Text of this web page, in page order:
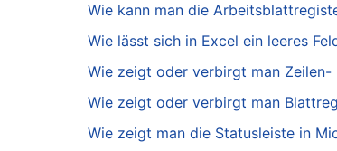
Wie kann man die
Wie lässt sich in Excel ein leeres
Wie zeigt oder verbirgt man
Wie zeigt oder verbirgt man
Wie zeigt man die Statusleiste in